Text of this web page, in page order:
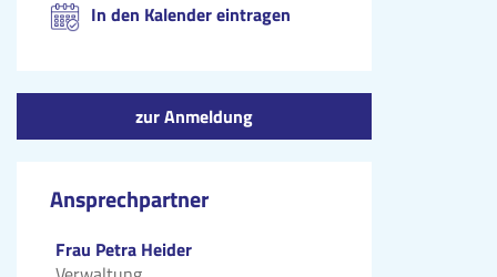
In den Kalender eintragen
zur Anmeldung
Ansprechpartner
Frau Petra Heider